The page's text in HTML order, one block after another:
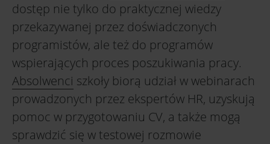
dostęp nie tylko do praktycznej wiedzy
przekazywanej przez doświadczonych
programistów, ale też do programów
wspierających proces poszukiwania pracy.
Absolwenci szkoły biorą udział w webinarach
prowadzonych przez ekspertów HR, uzyskują
pomoc w przygotowaniu CV, a także mogą
sprawdzić się w testowej rozmowie